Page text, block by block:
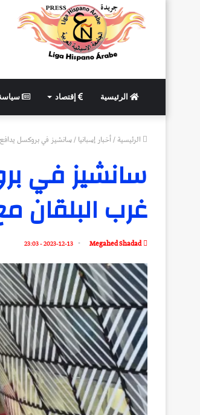
الرئيسية إقتصاد
الرئيسية/أخبار إسبانيا/سانشيز في بروكسل يدافع
سانشيز في
غرب البلقان
Megahed Shadad
2023-12-13 - 23:03